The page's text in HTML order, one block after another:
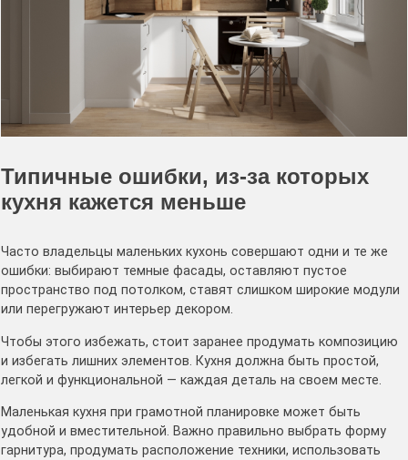
Типичные ошибки, из-за которых
кухня кажется меньше
Часто владельцы маленьких кухонь совершают одни и те же
ошибки: выбирают темные фасады, оставляют пустое
пространство под потолком, ставят слишком широкие модули
или перегружают интерьер декором.
Чтобы этого избежать, стоит заранее продумать композицию
и избегать лишних элементов. Кухня должна быть простой,
легкой и функциональной — каждая деталь на своем месте.
Маленькая кухня при грамотной планировке может быть
удобной и вместительной. Важно правильно выбрать форму
гарнитура, продумать расположение техники, использовать